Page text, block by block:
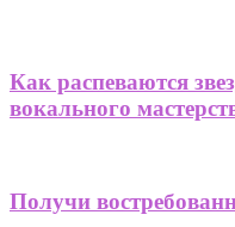
Как распеваются
вокального
Получи